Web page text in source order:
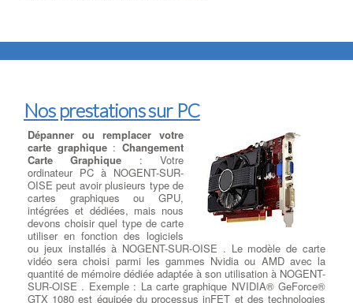
Nos prestations sur PC
Dépanner ou remplacer votre
carte graphique:Changement
Carte Graphique : Votre
ordinateur PC à NOGENT-SUR-
OISE peut avoir plusieurs type de
cartes graphiques ou GPU,
intégrées et dédiées, mais nous
devons choisir quel type de carte
utiliser en fonction des logiciels
ou jeux installés à NOGENT-SUR-OISE . Le modèle de carte
vidéo sera choisi parmi les gammes Nvidia ou AMD avec la
quantité de mémoire dédiée adaptée à son utilisation à NOGENT-
SUR-OISE . Exemple : La carte graphique NVIDIA® GeForce®
GTX 1080 est équipée du processus inFET et des technologies